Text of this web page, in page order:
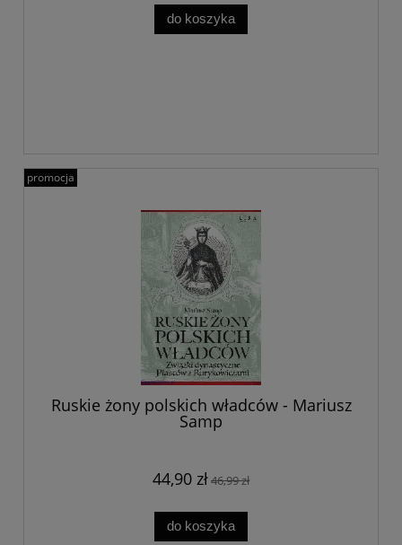
do koszyka
Ruskie żony polskich władców - Mariusz
Samp
44,90 zł46,99 zł
do koszyka
promocja